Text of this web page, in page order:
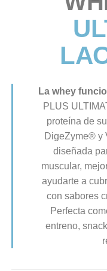
La whey
PLUS
proteína de
DigeZyme® y
diseñada
muscular,
ayudarte a
con sabores
Perfecta
entreno,